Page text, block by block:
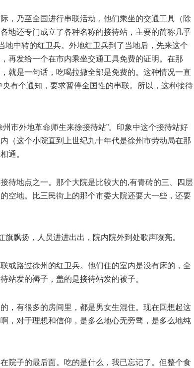
，乃至全国进行串联活动，他们乘坐的交通工具（除
地还专门成立了各种名称的接待站，主要的简称几乎
地中转的红卫兵。外地红卫兵到了当地后，先来这个
再发给一个在市内乘坐交通工具免费的证明。在那
就是一句话，吃喝拉撒全部是免费的。这种情况一直
有个通知，要求暂停全国性的串联。所以，这种接待
市外地革命师生来徐接待站”。印象中这个接待站好
（这个小院直到上世纪九十年代是徐州市劳动局在那
通。
待地点之一。那个大院是比较大的,有青砖的三、四层
空地。比三民街上的那个市委大院还要大一些，还要
旗飘扬，人员进进出出，院内院外到处歌声嘹亮。
或路过徐州的红卫兵。他们住的室内是没有床的，全
站发的褥子，盖的是接待站发的被子。
，有很多的房间里，都是男女生混住。现在回想起这
，对于理想和信仰，是多么地心无旁骛，是多么地纯
院子的最后面。吃的是什么，我已忘记了。但整个食